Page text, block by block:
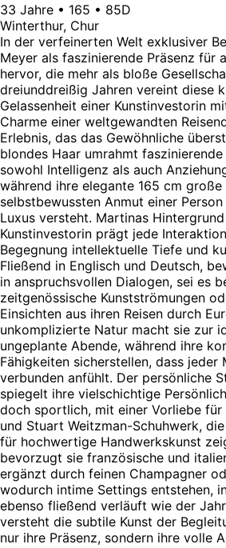
33 Jahre • 165 • 85D
Winterthur, Chur
In der verfeinerten Welt exklusiver
Meyer als faszinierende Präsenz für
hervor, die mehr als bloße
dreiunddreißig Jahren vereint diese
Gelassenheit einer Kunstinvestorin
Charme einer weltgewandten
Erlebnis, das das Gewöhnliche
blondes Haar umrahmt
sowohl Intelligenz als auch
während ihre elegante 165 cm
selbstbewussten Anmut einer
Luxus versteht. Martinas
Kunstinvestorin prägt jede
Begegnung intellektuelle Tiefe und
Fließend in Englisch und Deutsch,
in anspruchsvollen Dialogen, sei es
zeitgenössische Kunstströmungen
Einsichten aus ihren Reisen durch
unkomplizierte Natur macht sie zur
ungeplante Abende, während ihre
Fähigkeiten sicherstellen, dass jeder
verbunden anfühlt. Der persönliche
spiegelt ihre vielschichtige
doch sportlich, mit einer Vorliebe für
und Stuart Weitzman-Schuhwerk,
für hochwertige Handwerkskunst
bevorzugt sie französische und
ergänzt durch feinen Champagner
wodurch intime Settings entstehen,
ebenso fließend verläuft wie der
versteht die subtile Kunst der
nur ihre Präsenz, sondern ihre volle